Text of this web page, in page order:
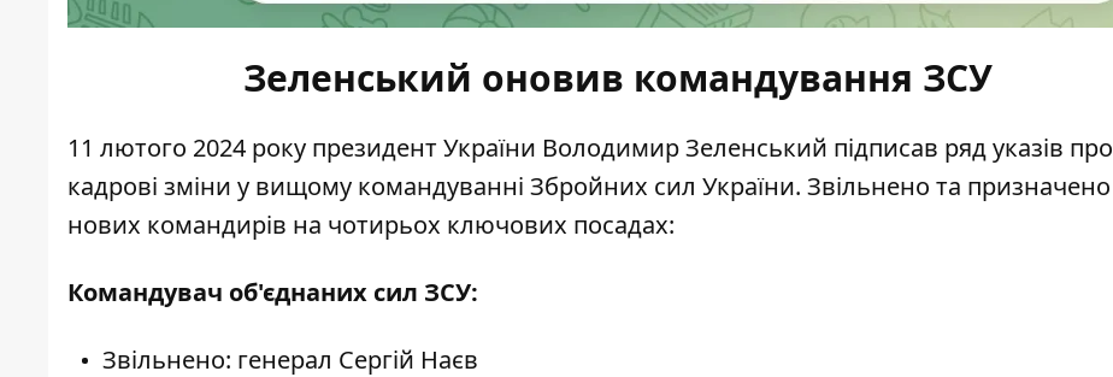
Зеленський оновив командування ЗСУ
11 лютого 2024 року президент України Володимир Зеленський підписав ряд указів про
кадрові зміни у вищому командуванні Збройних сил України. Звільнено та призначено
нових командирів на чотирьох ключових посадах:
Командувач об'єднаних сил ЗСУ:
Звільнено: генерал Сергій Наєв